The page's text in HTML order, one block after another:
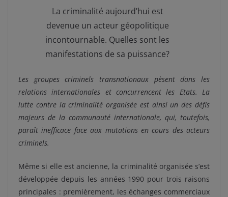
La criminalité aujourd’hui est
devenue un acteur géopolitique
incontournable. Quelles sont les
manifestations de sa puissance?
Les groupes criminels transnationaux pèsent dans les
relations internationales et concurrencent les Etats. La
lutte contre la criminalité organisée est ainsi un des défis
majeurs de la communauté internationale, qui, toutefois,
paraît inefficace face aux mutations en cours des acteurs
criminels.
Même si elle est ancienne, la criminalité organisée s’est
développée depuis les années 1990 pour trois raisons
principales : premièrement, les échanges commerciaux